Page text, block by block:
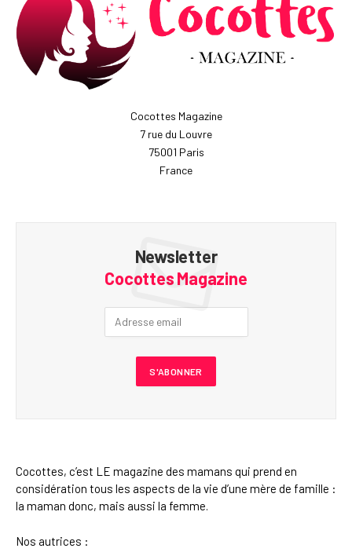
Cocottes Magazine
7 rue du Louvre
75001 Paris
France
Newsletter
Cocottes Magazine
Cocottes, c’est LE magazine des mamans qui prend en
considération tous les aspects de la vie d’une mère de famille :
la maman donc, mais aussi la femme.
Nos autrices :